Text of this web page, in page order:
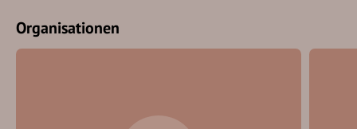
Organisationen